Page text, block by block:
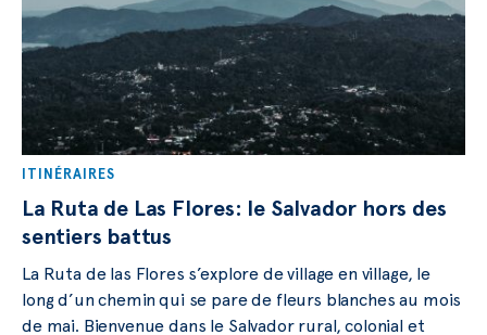
ITINÉRAIRES
La Ruta de Las Flores: le Salvador hors des
sentiers battus
La Ruta de las Flores s’explore de village en village, le
long d’un chemin qui se pare de fleurs blanches au mois
de mai. Bienvenue dans le Salvador rural, colonial et